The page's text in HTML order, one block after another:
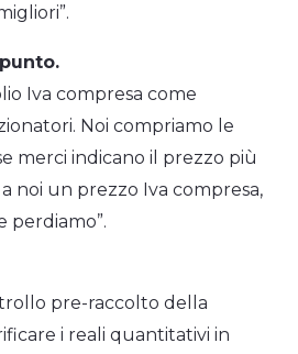
Iva compresa come
Noi compriamo le
merci indicano il prezzo più
noi un prezzo Iva compresa,
perdiamo”.
pre-raccolto della
i reali quantitativi in